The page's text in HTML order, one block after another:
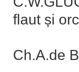
flaut și
Ch.A.de